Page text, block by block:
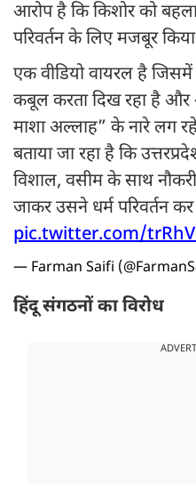
आरोप है कि किशोर को
परिवर्तन के लिए मजबूर
एक वीडियो वायरल है
कबूल करता दिख रहा है
माशा अल्लाह” के नारे लग
बताया जा रहा है कि
विशाल, वसीम के साथ
जाकर उसने धर्म परिवर्तन
pic.twitter.com/
— Farman Saifi
हिंदू संगठनों का विरोध